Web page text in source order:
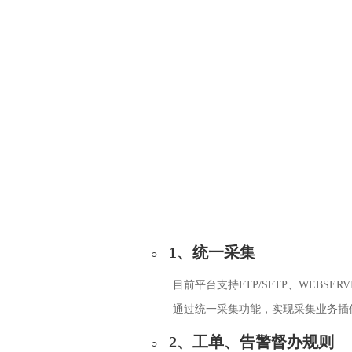
1、统一采集
目前平台支持FTP/SFTP、
通过统一采集功能，实现采集业务
2、工单、告警督办规则